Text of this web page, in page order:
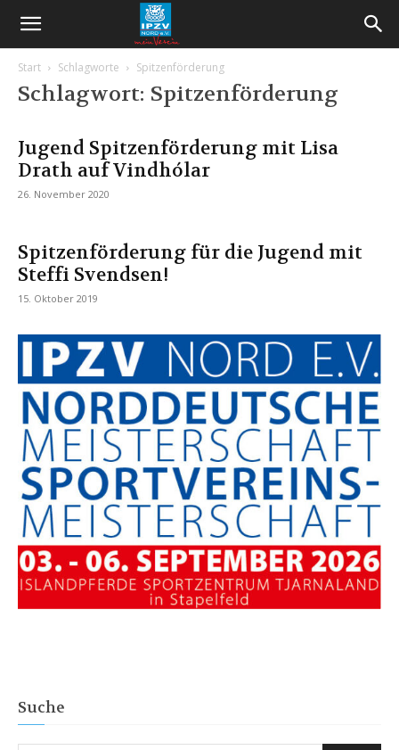
Start Schlagworte Spitzenförderung
Schlagwort: Spitzenförderung
Jugend Spitzenförderung mit Lisa
Drath auf Vindhólar
26. November 2020
Spitzenförderung für die Jugend mit
Steffi Svendsen!
15. Oktober 2019
Suche